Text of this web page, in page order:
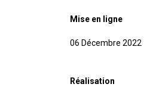
Mise en ligne
06 Décembre 2022
Réalisation